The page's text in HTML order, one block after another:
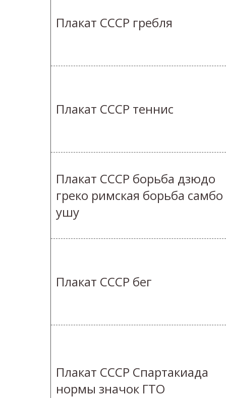
Плакат СССР гребля
Плакат СССР теннис
Плакат СССР борьба дзюдо
греко римская борьба самбо
ушу
Плакат СССР бег
Плакат СССР Спартакиада
нормы значок ГТО